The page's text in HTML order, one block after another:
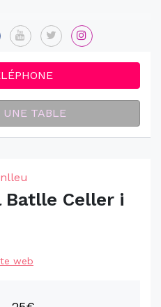
UNE TABLE
Batlle Celler i
web